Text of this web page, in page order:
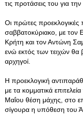
τις προτάσεις του για
Οι πρώτες προεκλογικές
σαββατοκύριακο, με τον
Κρήτη και τον Αντώνη
ενώ εκτός των τειχών θα
αρχηγοί.
Η προεκλογική
με τα κομματικά
Μαΐου θέση μάχης, στο
σίγουρα η υπόθεση του